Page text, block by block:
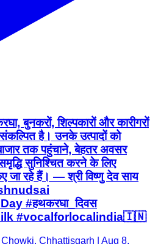
बुनकरों, शिल्पकारों और कारीगरों
है। उनके उत्पादों को
तक पहुंचाने, बेहतर अवसर
सुनिश्चित करने के लिए
जा रहे हैं। — श्री विष्णु देव साय
#हथकरघा_दिवस
#vocalforlocalindia🇮🇳
Chhattisgarh | Aug 8,